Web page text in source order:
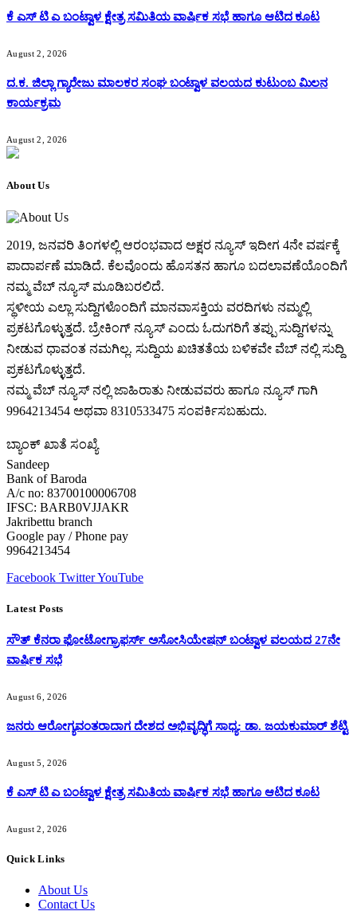
ಕೆ ಎಸ್ ಟಿ ಎ ಬಂಟ್ವಾಳ ಕ್ಷೇತ್ರ ಸಮಿತಿಯ ವಾರ್ಷಿಕ ಸಭೆ ಹಾಗೂ ಆಟಿದ ಕೂಟ
August 2, 2026
ದ.ಕ. ಜಿಲ್ಲಾ ಗ್ಯಾರೇಜು ಮಾಲಕರ ಸಂಘ ಬಂಟ್ವಾಳ ವಲಯದ ಕುಟುಂಬ ಮಿಲನ
ಕಾರ್ಯಕ್ರಮ
August 2, 2026
About Us
2019, ಜನವರಿ‌ ತಿಂಗಳಲ್ಲಿ ಆರಂಭವಾದ ಅಕ್ಷರ ನ್ಯೂಸ್ ಇದೀಗ 4ನೇ ವರ್ಷಕ್ಕೆ
ಪಾದಾರ್ಪಣೆ ಮಾಡಿದೆ. ಕೆಲವೊಂದು ಹೊಸತನ ಹಾಗೂ ಬದಲಾವಣೆಯೊಂದಿಗೆ
ನಮ್ಮ ವೆಬ್ ನ್ಯೂಸ್ ಮೂಡಿಬರಲಿದೆ.
ಸ್ಥಳೀಯ ಎಲ್ಲಾ ಸುದ್ದಿಗಳೊಂದಿಗೆ ಮಾನವಾಸಕ್ತಿಯ ವರದಿಗಳು ನಮ್ಮಲ್ಲಿ
ಪ್ರಕಟಗೊಳ್ಳುತ್ತದೆ. ಬ್ರೇಕಿಂಗ್ ನ್ಯೂಸ್ ಎಂದು ಓದುಗರಿಗೆ ತಪ್ಪು ಸುದ್ದಿಗಳನ್ನು
ನೀಡುವ ಧಾವಂತ ನಮಗಿಲ್ಲ. ಸುದ್ದಿಯ ಖಚಿತತೆಯ ಬಳಿಕವೇ ವೆಬ್ ನಲ್ಲಿ ಸುದ್ದಿ
ಪ್ರಕಟಗೊಳ್ಳುತ್ತದೆ.
ನಮ್ಮ ವೆಬ್ ನ್ಯೂಸ್ ನಲ್ಲಿ ಜಾಹಿರಾತು ನೀಡುವವರು ಹಾಗೂ ನ್ಯೂಸ್ ಗಾಗಿ
9964213454 ಅಥವಾ 8310533475 ಸಂಪರ್ಕಿಸಬಹುದು.
ಬ್ಯಾಂಕ್ ಖಾತೆ ಸಂಖ್ಯೆ
Sandeep
Bank of Baroda
A/c no: 83700100006708
IFSC: BARB0VJJAKR
Jakribettu branch
Google pay / Phone pay
9964213454
Facebook TwitterYouTube
Latest Posts
ಸೌತ್ ಕೆನರಾ ಫೋಟೋಗ್ರಾಫರ್ಸ್ ಅಸೋಸಿಯೇಷನ್ ಬಂಟ್ವಾಳ ವಲಯದ 27ನೇ
ವಾರ್ಷಿಕ ಸಭೆ
August 6, 2026
ಜನರು ಆರೋಗ್ಯವಂತರಾದಾಗ ದೇಶದ ಅಭಿವೃದ್ಧಿಗೆ ಸಾಧ್ಯ: ಡಾ. ಜಯಕುಮಾರ್ ಶೆಟ್ಟಿ
August 5, 2026
ಕೆ ಎಸ್ ಟಿ ಎ ಬಂಟ್ವಾಳ ಕ್ಷೇತ್ರ ಸಮಿತಿಯ ವಾರ್ಷಿಕ ಸಭೆ ಹಾಗೂ ಆಟಿದ ಕೂಟ
August 2, 2026
Quick Links
About Us
Contact Us